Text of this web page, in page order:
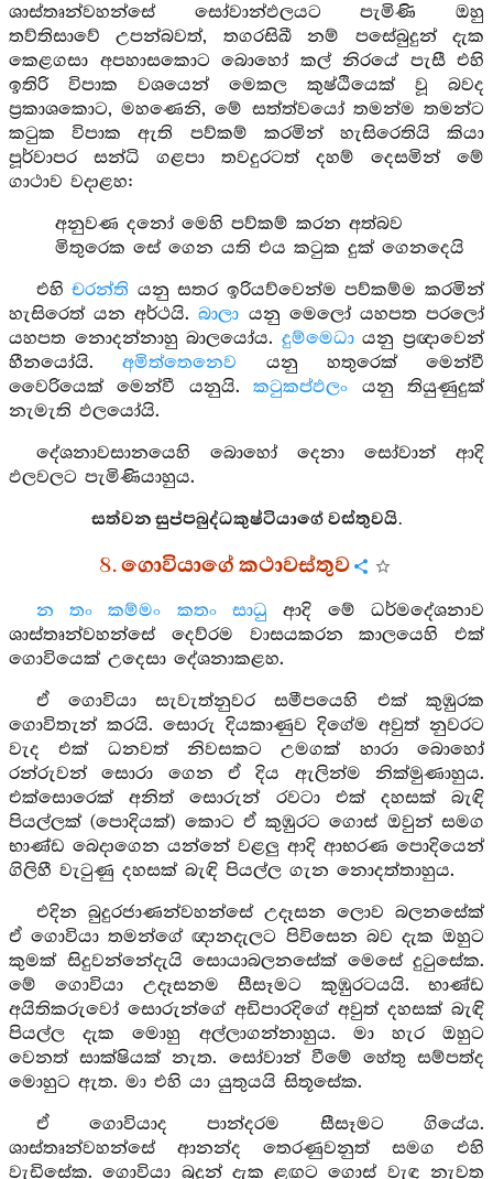
ශාස්තෘන්වහන්සේ සෝවාන්ඵලයට පැමිණි ඔහු
තව්තිසාවේ උපන්බවත්, තගරසිඛී නම් පසේබුදුන් දැක
කෙළගසා අපහාසකොට බොහෝ කල් නිරයේ පැසී එහි
ඉතිරි විපාක වශයෙන් මෙකල කුෂ්ඨියෙක් වූ බවද
ප්‍රකාශකොට, මහණෙනි, මේ සත්ත්වයෝ තමන්ම තමන්ට
කටුක විපාක ඇති පව්කම් කරමින් හැසිරෙතියි කියා
පූර්වාපර සන්ධි ගළපා තවදුරටත් දහම් දෙසමින් මේ
ගාථාව වදාළහ:
අනුවණ දනෝ මෙහි පව්කම් කරන අත්බව
මිතුරෙක සේ ගෙන යති එය කටුක දුක් ගෙනදෙයි
එහිචරන්ති යනු සතර ඉරියව්වෙන්ම පව්කම්ම කරමින්
හැසිරෙත් යන අර්ථයි.බාලා යනු මෙලෝ යහපත පරලෝ
යහපත නොදන්නාහු බාලයෝය. දුම්මෙධායනු ප්‍රඥාවෙන්
හීනයෝයි.අමිත්තෙනෙව යනු හතුරෙක් මෙන්වී
වෛරියෙක් මෙන්වී යනුයි.කටුකප්ඵලං යනු තියුණුදුක්
නැමැති ඵලයෝයි.
දේශනාවසානයෙහි බොහෝ දෙනා සෝවාන් ආදි
ඵලවලට පැමිණියාහුය.
සත්වන සුප්පබුද්ධකුෂ්ටියාගේ වස්තුවයි.
8. ගොවියාගේ කථාවස්තුව
න තං කම්මං කතං සාධු ආදි මේ ධර්මදේශනාව
ශාස්තෘන්වහන්සේ දෙව්රම වාසයකරන කාලයෙහි එක්
ගොවියෙක් උදෙසා දේශනාකළහ.
ඒ ගොවියා සැවැත්නුවර සමීපයෙහි එක් කුඹුරක
ගොවිතැන් කරයි. සොරු දියකාණුව දිගේම අවුත් නුවරට
වැද එක් ධනවත් නිවසකට උමගක් හාරා බොහෝ
රන්රුවන් සොරා ගෙන ඒ දිය ඇලින්ම නික්මුණාහුය.
එක්සොරෙක් අනිත් සොරුන් රවටා එක් දහසක් බැඳි
පියල්ලක් (පොදියක්) කොට ඒ කුඹුරට ගොස් ඔවුන් සමග
භාණ්ඩ බෙදාගෙන යන්නේ වළලු ආදි ආභරණ පොදියෙන්
ගිලිහී වැටුණු දහසක් බැඳි පියල්ල ගැන නොදත්තාහුය.
එදින බුදුරජාණන්වහන්සේ උදෑසන ලොව බලනසේක්
ඒ ගොවියා තමන්ගේ ඥානදැලට පිවිසෙන බව දැක ඔහුට
කුමක් සිදුවන්නේදැයි සොයාබලනසේක් මෙසේ දුටුසේක.
මේ ගොවියා උදෑසනම සීසෑමට කුඹුරටයයි. භාණ්ඩ
අයිතිකරුවෝ සොරුන්ගේ අඩිපාරදිගේ අවුත් දහසක් බැඳි
පියල්ල දැක මොහු අල්ලාගන්නාහුය. මා හැර ඔහුට
වෙනත් සාක්ෂියක් නැත. සෝවාන් වීමේ හේතු සම්පත්ද
මොහුට ඇත. මා එහි යා යුතුයයි සිතූසේක.
ඒ ගොවියාද පාන්දරම සීසෑමට ගියේය.
ශාස්තෘන්වහන්සේ ආනන්ද තෙරණුවනුත් සමග එහි
වැඩිසේක. ගොවියා බුදුන් දැක ළඟට ගොස් වැඳ නැවත